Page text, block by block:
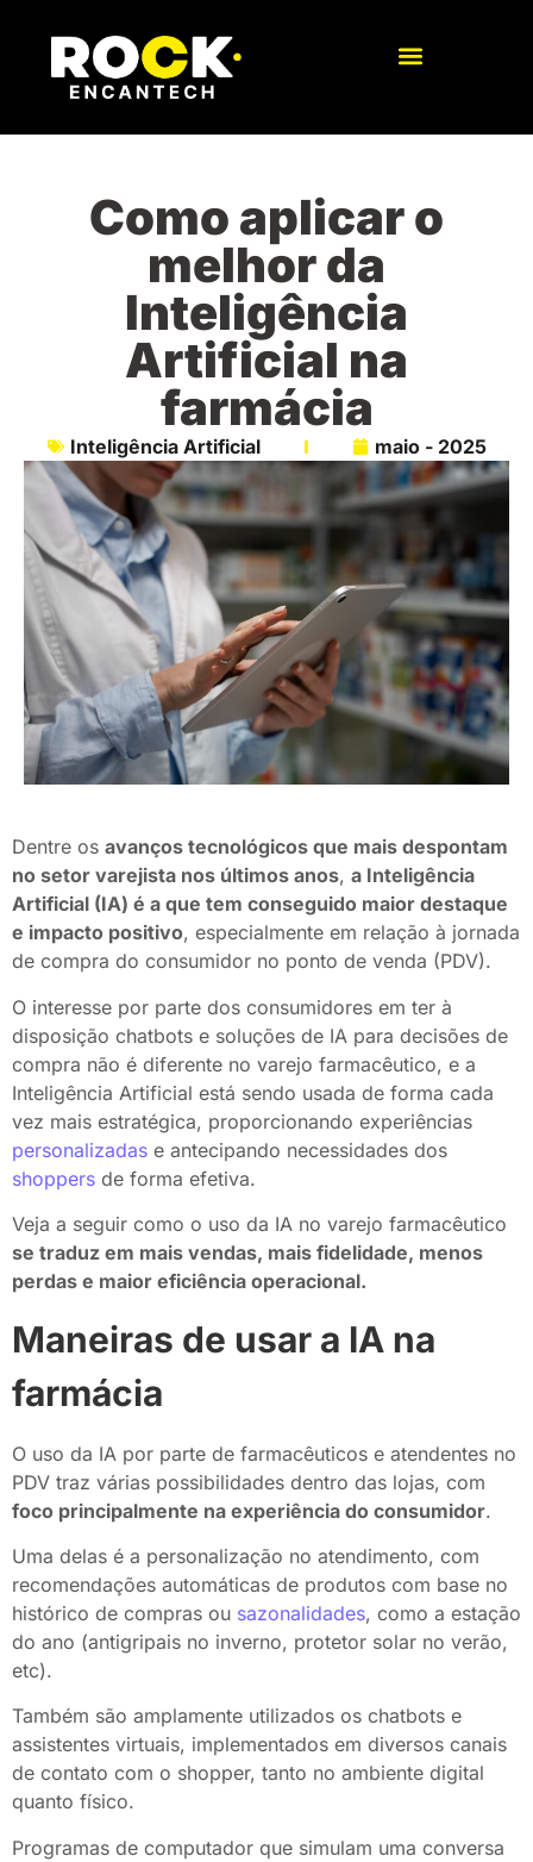
Como aplicar o
melhor da
Inteligência
Artificial na
farmácia
Inteligência Artificial maio - 2025
Dentre os avanços tecnológicos que mais despontam
no setor varejista nos últimos anos, a Inteligência
Artificial (IA) é a que tem conseguido maior destaque
e impacto positivo, especialmente em relação à jornada
de compra do consumidor no ponto de venda (PDV).
O interesse por parte dos consumidores em ter à
disposição chatbots e soluções de IA para decisões de
compra não é diferente no varejo farmacêutico, e a
Inteligência Artificial está sendo usada de forma cada
vez mais estratégica, proporcionando experiências
personalizadas e antecipando necessidades dos
shoppers de forma efetiva.
Veja a seguir como o uso da IA no varejo farmacêutico
se traduz em mais vendas, mais fidelidade, menos
perdas e maior eficiência operacional.
Maneiras de usar a IA na
farmácia
O uso da IA por parte de farmacêuticos e atendentes no
PDV traz várias possibilidades dentro das lojas, com
foco principalmente na experiência do consumidor.
Uma delas é a personalização no atendimento, com
recomendações automáticas de produtos com base no
histórico de compras ou sazonalidades, como a estação
do ano (antigripais no inverno, protetor solar no verão,
etc).
Também são amplamente utilizados os chatbots e
assistentes virtuais, implementados em diversos canais
de contato com o shopper, tanto no ambiente digital
quanto físico.
Programas de computador que simulam uma conversa